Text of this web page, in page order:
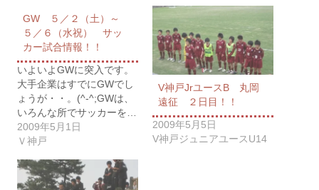
GW ５／２（土）～
５／６（水祝） サッ
カー試合情報！！
いよいよGWに突入です。
大手企業はすでにGWでし
ょうが・・。(^-^;GWは、
いろんな所でサッカーを…
2009年5月1日
Ｖ神戸
V神戸JrユースB 丸岡
遠征 ２日目！！
2009年5月5日
V神戸ジュニアユースU14